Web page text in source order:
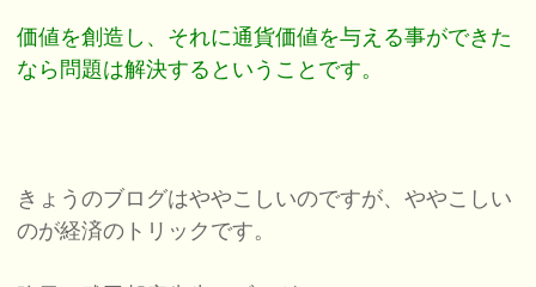
価値を創造し、それに通貨価値を与える事ができた
なら問題は解決するということです。
きょうのブログはややこしいのですが、ややこしい
のが経済のトリックです。